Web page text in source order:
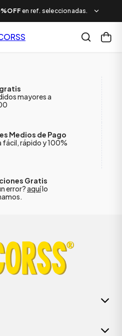
en ref. seleccionadas.
mayores a
Medios de Pago
fácil, rápido y 100%
Gratis
error?aquílo